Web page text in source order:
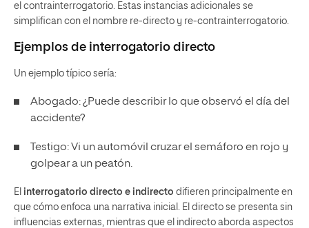
el contrainterrogatorio. Estas instancias adicionales se
simplifican con el nombre re-directo y re-contrainterrogatorio.
Ejemplos de interrogatorio directo
Un ejemplo típico sería:
Abogado: ¿Puede describir lo que observó el día del
accidente?
Testigo: Vi un automóvil cruzar el semáforo en rojo y
golpear a un peatón.
El interrogatorio directo e indirecto difieren principalmente en
que cómo enfoca una narrativa inicial. El directo se presenta sin
influencias externas, mientras que el indirecto aborda aspectos